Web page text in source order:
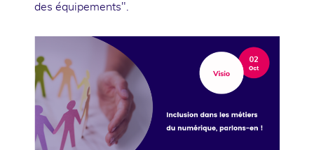
des équipements".